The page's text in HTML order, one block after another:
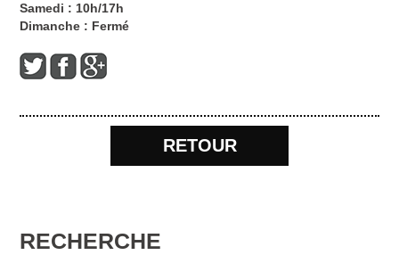
Samedi : 10h/17h
Dimanche : Fermé
RETOUR
RECHERCHE